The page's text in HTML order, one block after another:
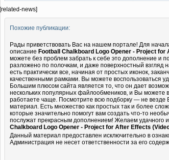
[related-news]
Похожие публикации:
Рады приветствовать Вас на нашем портале! Для
описание Football Chalkboard Logo Opener - Project
можете без проблем забрать к себе это дополнение и
разложено по полочкам, и даже поверхностный взгляд
есть практически все, начиная от простых иконок,
качественными рамками. Вы можете воспользоваться
Большим плюсом сайта является то, что он дает
нескольких популярных файлообмеников, и Вы можете
работаете чаще. Посмотрите всю подборку — не везде
материал. Есть множество как простых так и более
которые значительно помогут вам создать что-то
послужат прекрасным дополнением! Желаем удачного
Chalkboard Logo Opener - Project for After Effects
Данный материал предоставлен исключительно в
Администрация не несет ответственности за его